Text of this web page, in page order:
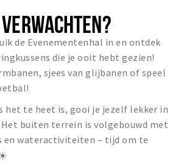
de Evenementenhal in en ontdek
die je ooit hebt gezien!
sjees van glijbanen of speel
het te heet is, gooi je jezelf lekker in
buiten terrein is volgebouwd met
en wateractiviteiten – tijd om te